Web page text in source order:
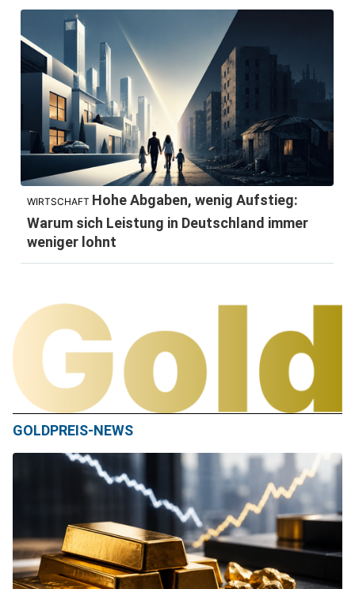
WIRTSCHAFT Hohe Abgaben, wenig Aufstieg:
Warum sich Leistung in Deutschland immer
weniger lohnt
GOLDPREIS-NEWS